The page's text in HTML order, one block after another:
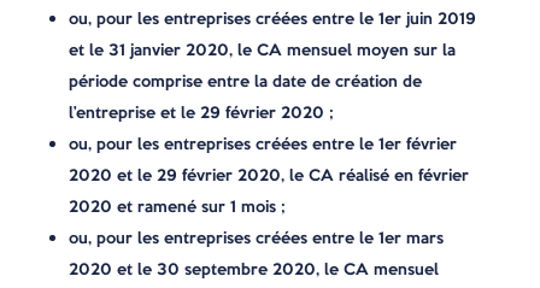
ou, pour les entreprises créées entre le 1er juin 2019
et le 31 janvier 2020, le CA mensuel moyen sur la
période comprise entre la date de création de
l’entreprise et le 29 février 2020 ;
ou, pour les entreprises créées entre le 1er février
2020 et le 29 février 2020, le CA réalisé en février
2020 et ramené sur 1 mois ;
ou, pour les entreprises créées entre le 1er mars
2020 et le 30 septembre 2020, le CA mensuel